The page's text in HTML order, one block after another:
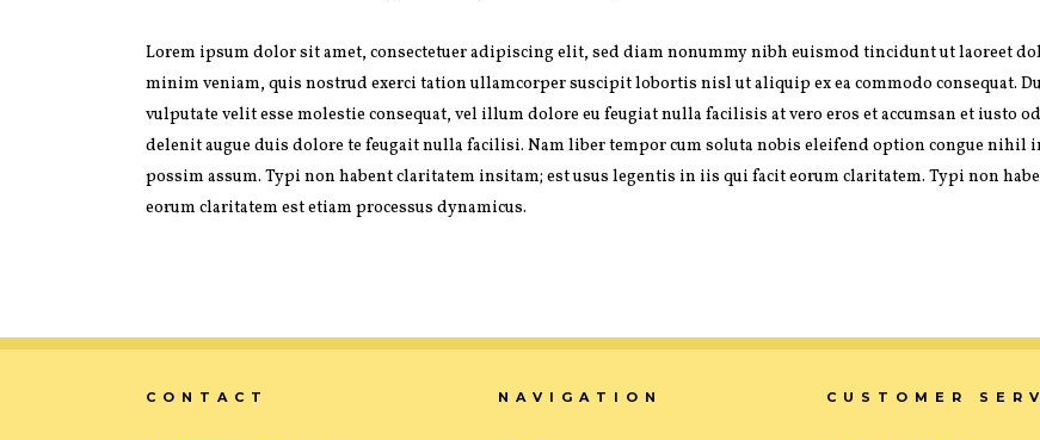
Lorem ipsum dolor sit amet, consectetuer adipiscing elit, sed diam nonummy nibh euismod tincidunt ut laoreet
minim veniam, quis nostrud exerci tation ullamcorper suscipit lobortis nisl ut aliquip ex ea commodo consequat.
vulputate velit esse molestie consequat, vel illum dolore eu feugiat nulla facilisis at vero eros et accumsan et
delenit augue duis dolore te feugait nulla facilisi. Nam liber tempor cum soluta nobis eleifend option congue nihil
possim assum. Typi non habent claritatem insitam; est usus legentis in iis qui facit eorum claritatem. Typi non
eorum claritatem est etiam processus dynamicus.
CONTACT NAVIGATION CUSTOMER